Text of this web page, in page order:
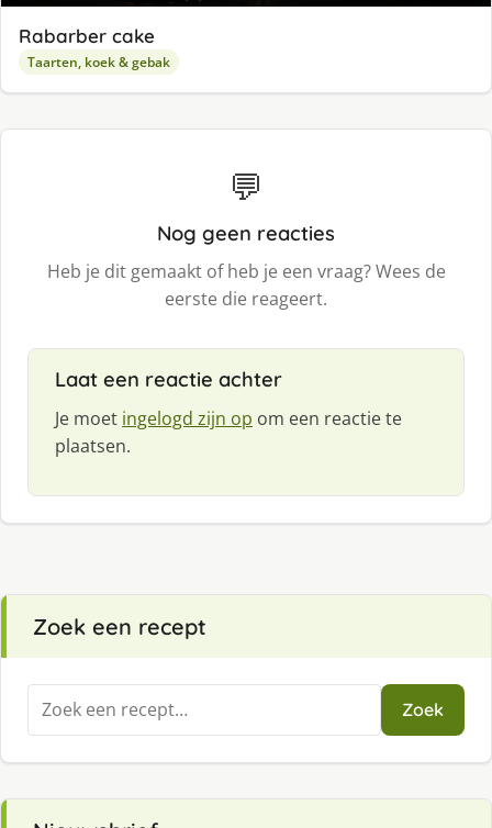
Rabarber cake
Taarten, koek & gebak
💬
Nog geen reacties
Heb je dit gemaakt of heb je een vraag? Wees de
eerste die reageert.
Laat een reactie achter
Je moet ingelogd zijn op om een reactie te
plaatsen.
Zoek een recept
Zoeken
naar:
Zoek